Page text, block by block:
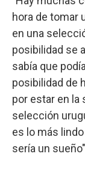
hora de tomar
en una
posibilidad se
sabía que
posibilidad de
por estar en la
selección
es lo más
sería un